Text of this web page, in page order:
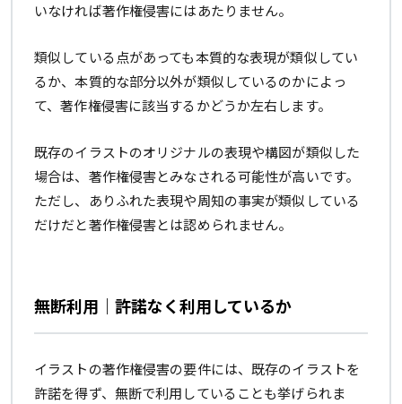
いなければ著作権侵害にはあたりません。
類似している点があっても本質的な表現が類似してい
るか、本質的な部分以外が類似しているのかによっ
て、著作権侵害に該当するかどうか左右します。
既存のイラストのオリジナルの表現や構図が類似した
場合は、著作権侵害とみなされる可能性が高いです。
ただし、ありふれた表現や周知の事実が類似している
だけだと著作権侵害とは認められません。
無断利用｜許諾なく利用しているか
イラストの著作権侵害の要件には、既存のイラストを
許諾を得ず、無断で利用していることも挙げられま